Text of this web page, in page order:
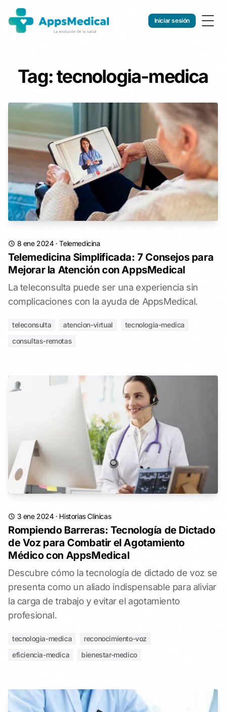
Iniciar sesión
Tag: tecnologia-medica
8 ene 2024·Telemedicina
Telemedicina Simplificada: 7 Consejos para
Mejorar la Atención con AppsMedical
La teleconsulta puede ser una experiencia sin
complicaciones con la ayuda de AppsMedical.
teleconsulta atencion-virtual
tecnologia-medica
consultas-remotas
3 ene 2024· Historias Clinicas
Rompiendo Barreras: Tecnología de Dictado
de Voz para Combatir el Agotamiento
Médico con AppsMedical
Descubre cómo la tecnología de dictado de voz se
presenta como un aliado indispensable para aliviar
la carga de trabajo y evitar el agotamiento
profesional.
tecnologia-medica
reconocimiento-voz
eficiencia-medica
bienestar-medico